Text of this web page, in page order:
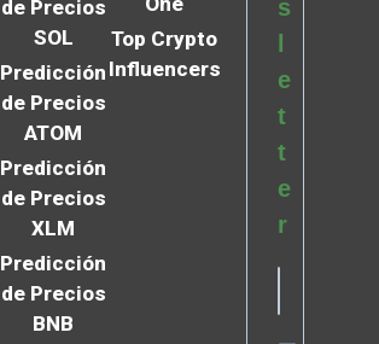
de Precios
SOL
Predicción
de Precios
ATOM
Predicción
de Precios
XLM
Predicción
de Precios
BNB
Top Crypto
Influencers
s
e
t
t
e
r